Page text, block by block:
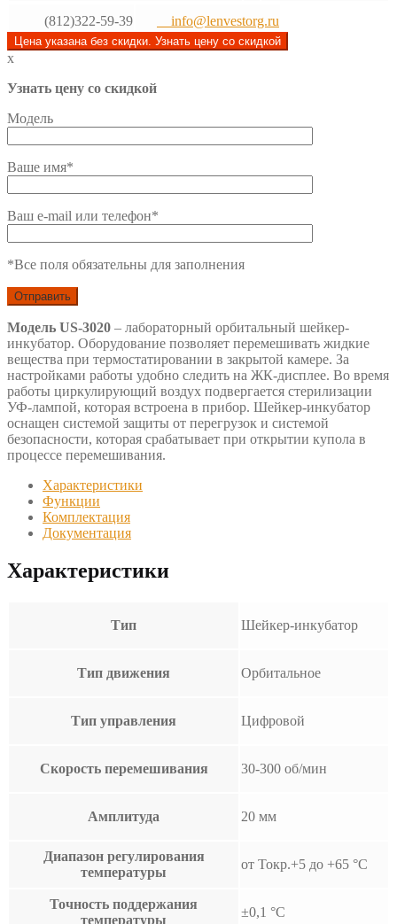
(812)322-59-39
info@lenvestorg.ru
Цена указана без скидки. Узнать цену со скидкой
x
Узнать цену со скидкой
Модель
Ваше имя*
Ваш e-mail или телефон*
*Все поля обязательны для заполнения
Модель US-3020 – лабораторный орбитальный шейкер-
инкубатор. Оборудование позволяет перемешивать жидкие
вещества при термостатировании в закрытой камере. За
настройками работы удобно следить на ЖК-дисплее. Во время
работы циркулирующий воздух подвергается стерилизации
УФ-лампой, которая встроена в прибор. Шейкер-инкубатор
оснащен системой защиты от перегрузок и системой
безопасности, которая срабатывает при открытии купола в
процессе перемешивания.
Характеристики
Функции
Комплектация
Документация
Характеристики
Тип Шейкер-инкубатор
Тип движения Орбитальное
Тип управления Цифровой
Скорость перемешивания 30-300 об/мин
Амплитуда 20 мм
Диапазон регулирования
температуры
от Токр.+5 до +65 °С
Точность поддержания
температуры
±0,1 °С